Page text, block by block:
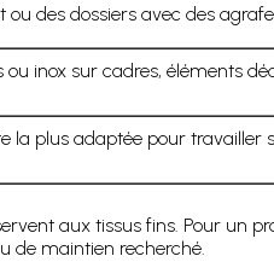
ou des dossiers avec des
ou inox sur cadres, éléments
la plus adaptée pour travailler
aux tissus fins. Pour un
de maintien recherché.